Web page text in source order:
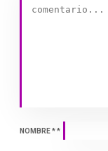
NOMBRE**